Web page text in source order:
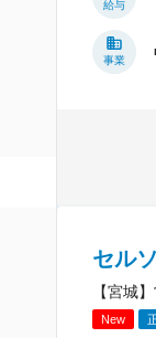
給与
事業
セル
【宮城
New